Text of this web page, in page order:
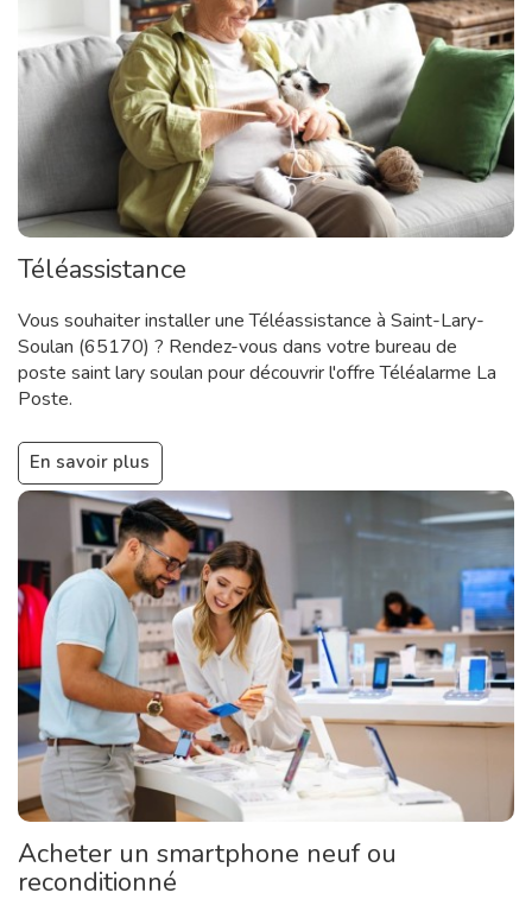
Téléassistance
Vous souhaiter installer une Téléassistance à Saint-Lary-
Soulan (65170) ? Rendez-vous dans votre bureau de
poste saint lary soulan pour découvrir l'offre Téléalarme La
Poste.
En savoir plus
Acheter un smartphone neuf ou
reconditionné